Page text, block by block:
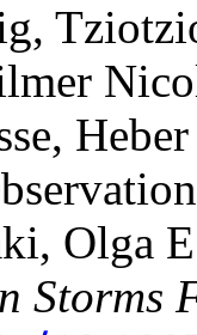
,
, Heber
Olga
Storms